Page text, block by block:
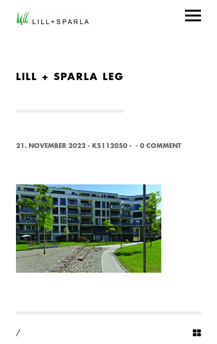
LILL + SPARLA LEG
21. NOVEMBER 2022 - K5112050 - - 0 COMMENT
/